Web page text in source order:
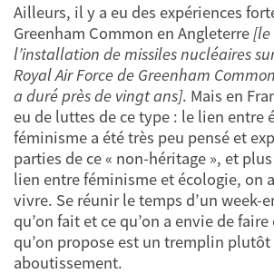
Ailleurs, il y a eu des expériences
Greenham Common en Angleterre[le
l’installation de missiles nucléaires
Royal Air Force de Greenham
a duré près de vingt ans]. Mais en
eu de luttes de ce type : le lien entre
féminisme a été très peu pensé et
parties de ce « non-héritage », et
lien entre féminisme et écologie, on
vivre. Se réunir le temps d’un week-
qu’on fait et ce qu’on a envie de
qu’on propose est un tremplin plutôt
aboutissement.